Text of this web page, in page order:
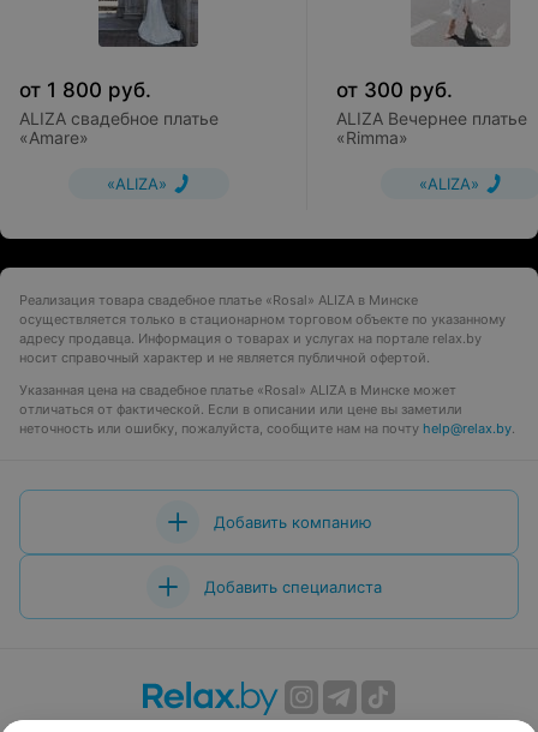
от 1 800 руб.
ALIZA свадебное платье
«Amare»
«ALIZA»
от 300 руб.
ALIZA Вечернее платье
«Rimma»
«ALIZA»
Реализация товара свадебное платье «Rosal» ALIZA в Минске
осуществляется только в стационарном торговом объекте по указанному
адресу продавца. Информация о товарах и услугах на портале relax.by
носит справочный характер и не является публичной офертой.
Указанная цена на свадебное платье «Rosal» ALIZA в Минске может
отличаться от фактической. Если в описании или цене вы заметили
неточность или ошибку, пожалуйста, сообщите нам на почту help@relax.by.
Добавить компанию
Добавить специалиста